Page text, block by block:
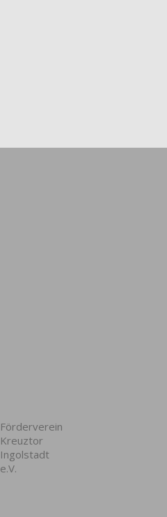
Förderverein
Kreuztor
Ingolstadt
e.V.